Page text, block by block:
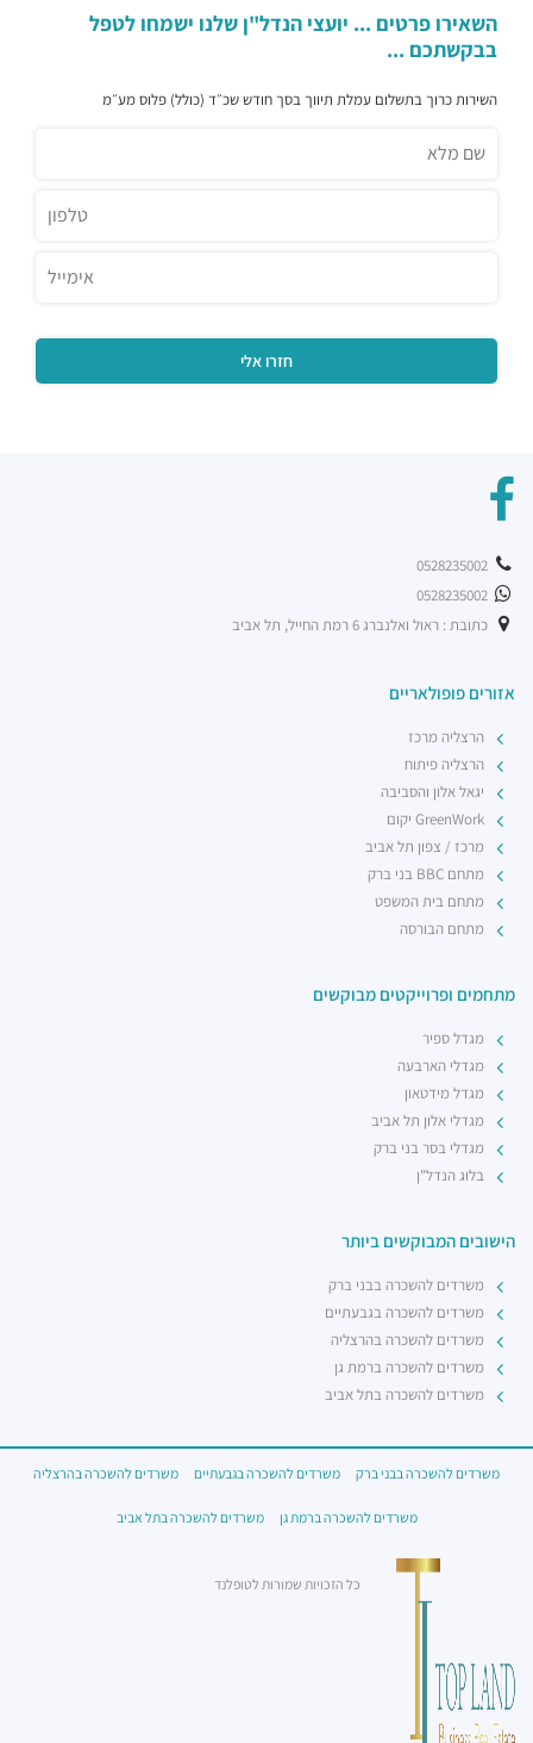
השאירו פרטים ... יועצי הנדל"ן שלנו ישמחו לטפל
בבקשתכם ...
השירות כרוך בתשלום עמלת תיווך בסך חודש שכ״ד (כולל) פלוס מע״מ
הישובים המבוקשים ביותר
משרדים להשכרה בבני ברק
משרדים להשכרה בגבעתיים
משרדים להשכרה בהרצליה
משרדים להשכרה ברמת גן
משרדים להשכרה בתל אביב
מתחמים ופרוייקטים מבוקשים
מגדל ספיר
מגדלי הארבעה
מגדל מידטאון
מגדלי אלון תל אביב
מגדלי בסר בני ברק
בלוג הנדל"ן
אזורים פופולאריים
הרצליה מרכז
הרצליה פיתוח
יגאל אלון והסביבה
GreenWork יקום
מרכז / צפון תל אביב
מתחם BBC בני ברק
מתחם בית המשפט
מתחם הבורסה
כתובת : ראול ואלנברג 6 רמת החייל, תל אביב
משרדים להשכרה בבני ברק משרדים להשכרה בגבעתיים משרדים להשכרה בהרצליה
משרדים להשכרה ברמת גן משרדים להשכרה בתל אביב
כל הזכויות שמורות לטופלנד